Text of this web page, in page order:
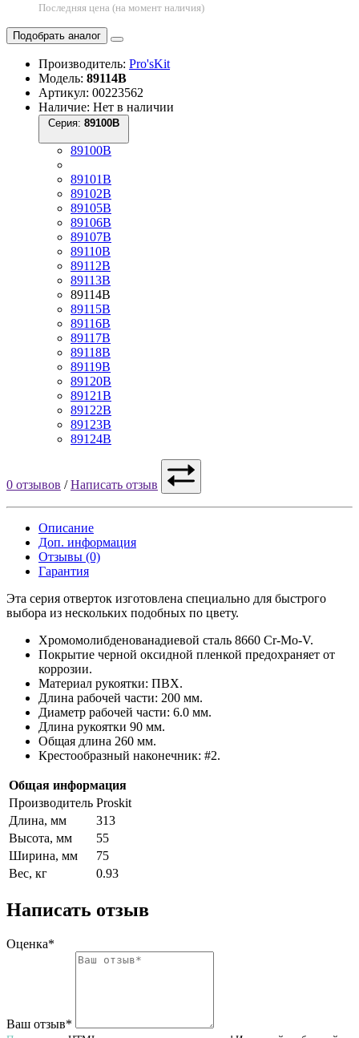
Последняя цена (на момент наличия)
Подобрать аналог
Производитель: Pro'sKit
Модель: 89114B
Артикул: 00223562
Наличие: Нет в наличии
Серия:
89100B
89101B
89102B
89105B
89106B
89107B
89110B
89112B
89113B
89114B
89115B
89116B
89117B
89118B
89119B
89120B
89121B
89122B
89123B
89124B
0 отзывов /Написать отзыв
Описание
Доп. информация
Отзывы (0)
Гарантия
Эта серия отверток изготовлена специально для быстрого
выбора из нескольких подобных по цвету.
Хромомолибденованадиевой сталь 8660 Cr-Mo-V.
Покрытие черной оксидной пленкой предохраняет от
коррозии.
Материал рукоятки: ПВХ.
Длина рабочей части: 200 мм.
Диаметр рабочей части: 6.0 мм.
Длина рукоятки 90 мм.
Общая длина 260 мм.
Крестообразный наконечник: #2.
Общая информация
Производитель Proskit
Длина, мм
313
Высота, мм
55
Ширина, мм
75
Вес, кг
0.93
Написать отзыв
Оценка*
Ваш отзыв*